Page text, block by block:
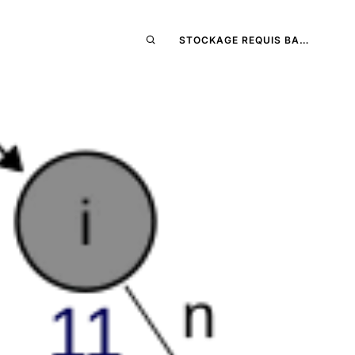
STOCKAGE REQUIS BA…